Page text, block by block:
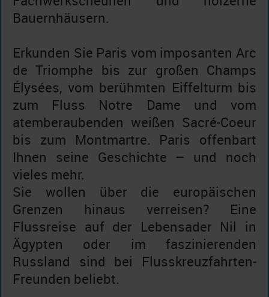
Bauernhäusern.
Erkunden Sie Paris vom imposanten Arc
de Triomphe bis zur großen Champs
Élysées, vom berühmten Eiffelturm bis
zum Fluss Notre Dame und vom
atemberaubenden weißen Sacré-Coeur
bis zum Montmartre. Paris offenbart
Ihnen seine Geschichte – und noch
vieles mehr.
Sie wollen über die europäischen
Grenzen hinaus verreisen? Eine
Flussreise auf der Lebensader Nil in
Ägypten oder im faszinierenden
Russland sind bei Flusskreuzfahrten-
Freunden beliebt.